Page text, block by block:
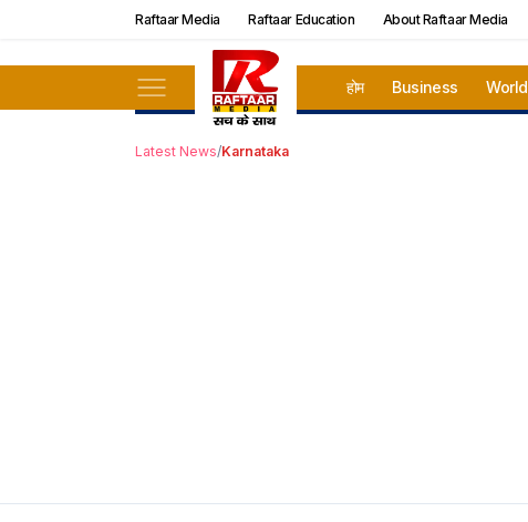
Raftaar Media Raftaar Education About Raftaar Media
होम Business World
Latest News/Karnataka